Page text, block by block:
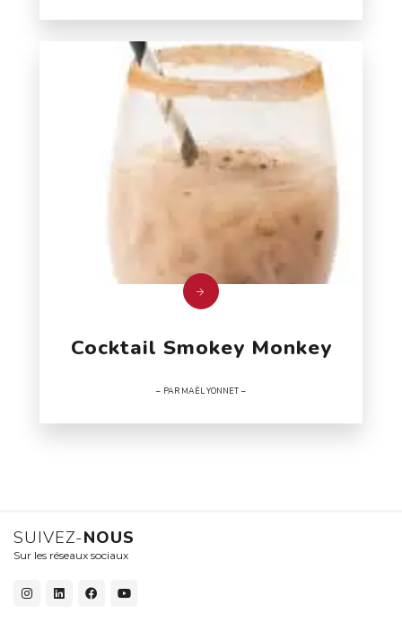
Cocktail Smokey Monkey
PAR MAËL YONNET
SUIVEZ-NOUS
Sur les réseaux sociaux